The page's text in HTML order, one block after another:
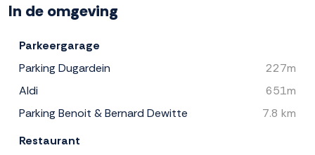
In de omgeving
Parkeergarage
Parking Dugardein
227m
Aldi
651m
Parking Benoit & Bernard Dewitte
7.8 km
Restaurant